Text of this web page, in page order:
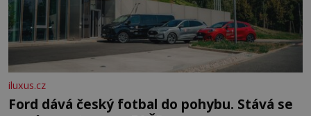
iluxus.cz
Ford dává český fotbal do pohybu. Stává se